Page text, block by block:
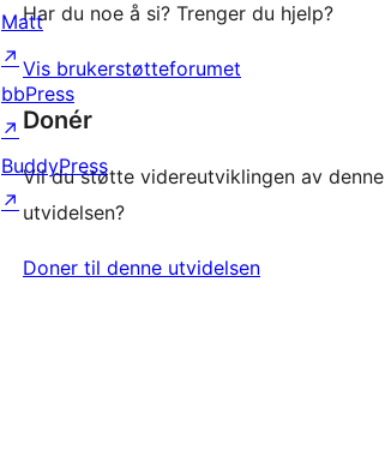
Har du noe å si? Trenger du hjelp?
Vis brukerstøtteforumet
Donér
Vil du støtte videreutviklingen av denne
utvidelsen?
Doner til denne utvidelsen
Matt
↗
bbPress
↗
BuddyPress
↗